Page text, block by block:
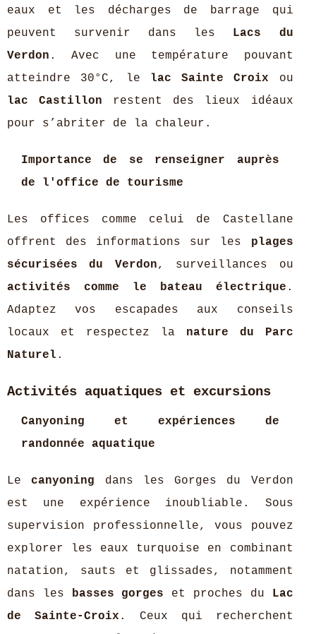
eaux et les décharges de barrage qui
peuvent survenir dans les Lacs du
Verdon . Avec une température pouvant
atteindre 30°C, le lac Sainte Croix ou
lac Castillon restent des lieux idéaux
pour s’abriter de la chaleur.
Importance de se renseigner auprès
de l'office de tourisme
Les offices comme celui de Castellane
offrent des informations sur les plages
sécurisées du Verdon, surveillances ou
activités comme le bateau électrique .
Adaptez vos escapades aux conseils
locaux et respectez la nature du Parc
Naturel .
Activités aquatiques et excursions
Canyoning et expériences de
randonnée aquatique
Lecanyoning dans les Gorges du Verdon
est une expérience inoubliable. Sous
supervision professionnelle, vous pouvez
explorer les eaux turquoise en combinant
natation, sauts et glissades, notamment
dans les basses gorges et proches du Lac
de Sainte-Croix . Ceux qui recherchent